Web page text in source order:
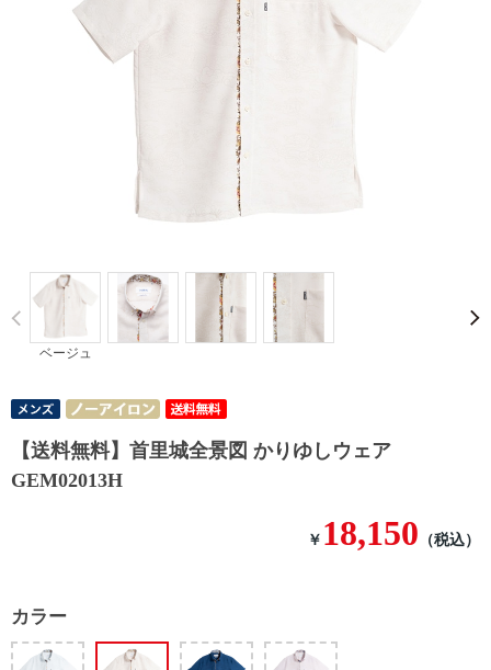
ベージュ
Prev
【送料無料】首里城全景図 かりゆしウェア
GEM02013H
￥ 18,150 （税込）
カラー